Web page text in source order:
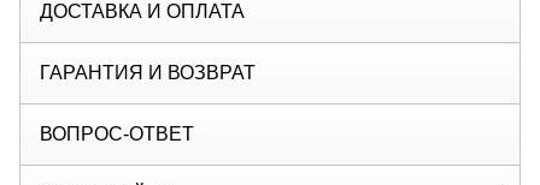
ДОСТАВКА И ОПЛАТА
ГАРАНТИЯ И ВОЗВРАТ
ВОПРОС-ОТВЕТ